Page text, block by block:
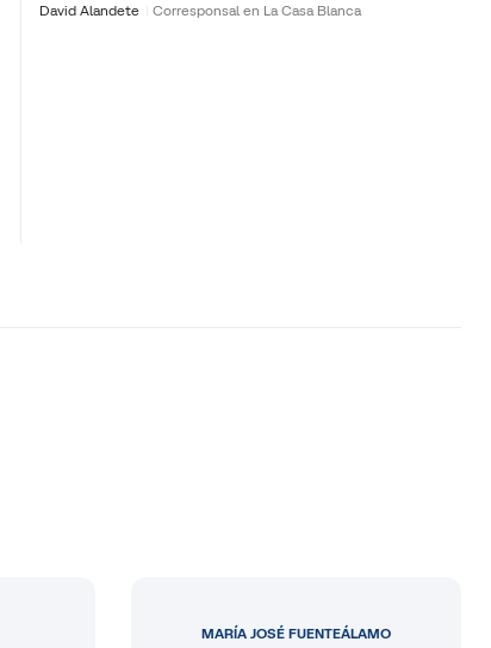
David Alandete Corresponsal en La Casa Blanca
MARÍA JOSÉ FUENTEÁLAMO